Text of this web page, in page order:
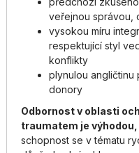
veřejnou správou,
vysokou míru
respektující styl
konflikty
plynulou angličtinu
donory
Odbornost v oblasti
traumatem je
schopnost se v tématu